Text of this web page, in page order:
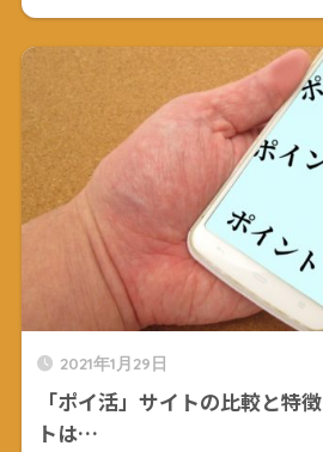
2021年1月29日
「ポイ活」サイトの比較と特
トは…